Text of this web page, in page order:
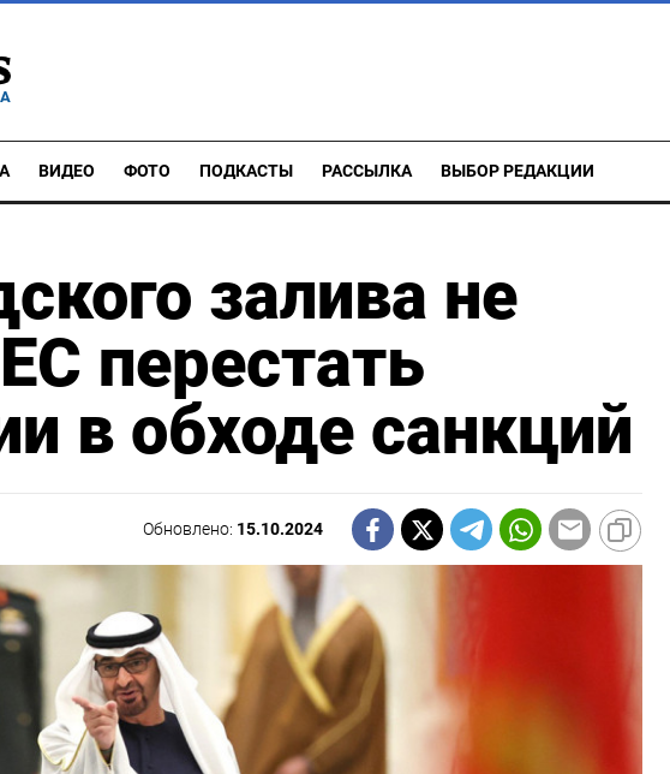
ВИДЕО ФОТО ПОДКАСТЫ РАССЫЛКА ВЫБОР РЕДАКЦИИ
залива не
перестать
в обходе санкций
Обновлено: 15.10.2024